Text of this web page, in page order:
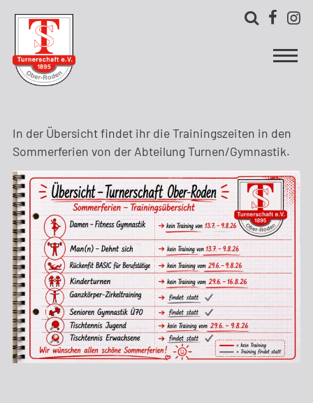
  
In der Übersicht findet ihr die Trainingszeiten in den
Sommerferien von der Abteilung Turnen/Gymnastik.